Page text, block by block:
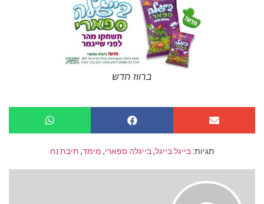
ברווז חדש
תגיות: בייגל בייגל,בייגלה ספארי, מימד, תיבת נח